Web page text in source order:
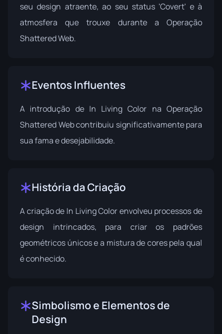
seu design atraente, ao seu status 'Covert' e à
atmosfera que trouxe durante a Operação
Shattered Web.
Eventos Influentes
A introdução de In Living Color na Operação
Shattered Webcontribuiu significativamente para
sua fama e desejabilidade.
História da Criação
A criação de In Living Color envolveu processos de
design intrincados, para criar os padrões
geométricos únicos e a mistura de cores pela qual
é conhecido.
Simbolismo e Elementos de
Design